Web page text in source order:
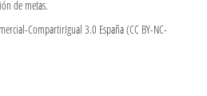
de metas.
CompartirIgual 3.0 España (CC BY-NC-